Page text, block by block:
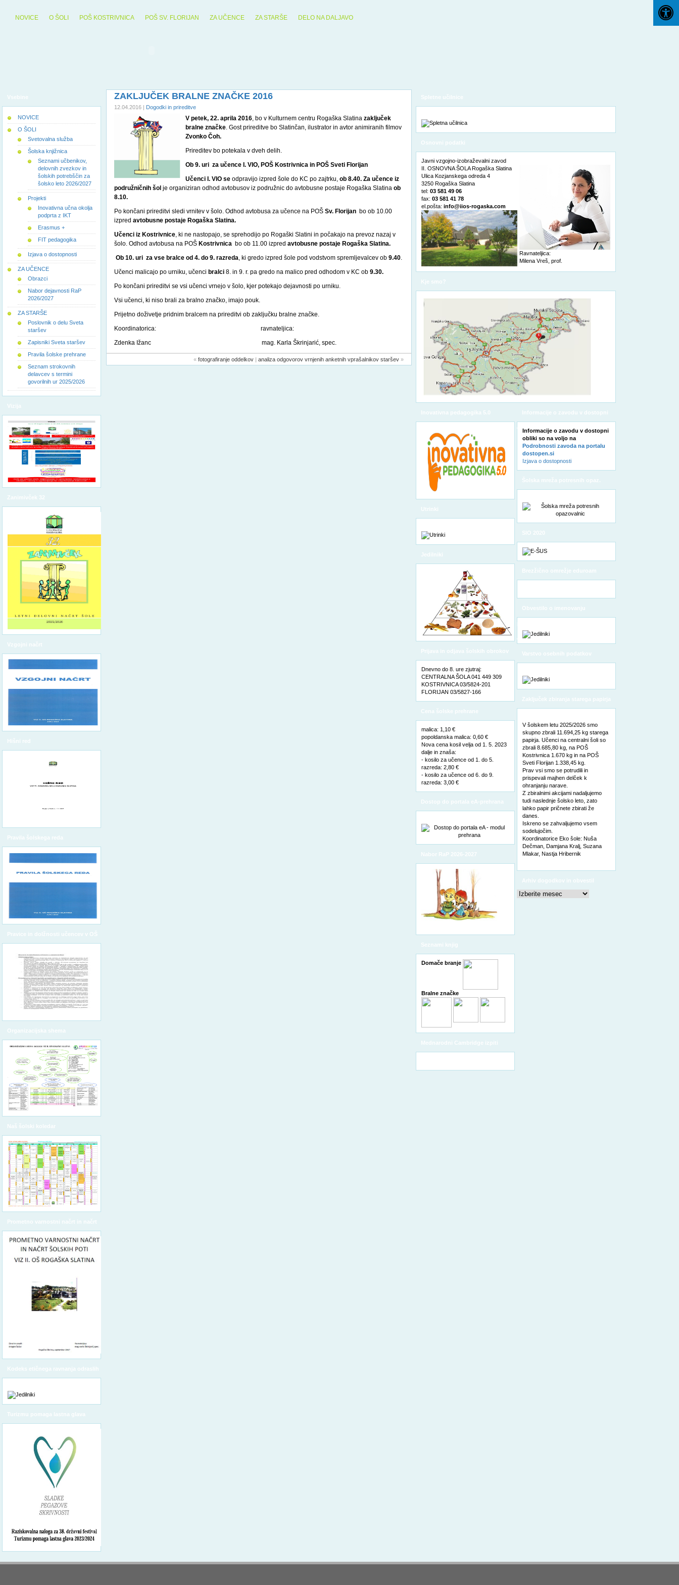
NOVICE O ŠOLI POŠ KOSTRIVNICA POŠ SV. FLORIJAN ZA UČENCE ZA STARŠE DELO NA DALJAVO
Vsebine
NOVICE
O ŠOLI
Svetovalna služba
Šolska knjižnica
Seznami učbenikov,
delovnih zvezkov in
šolskih potrebščin za
šolsko leto 2026/2027
Projekti
Inovativna učna okolja
podprta z IKT
Erasmus +
FIT pedagogika
Izjava o dostopnosti
ZA UČENCE
Obrazci
Nabor dejavnosti RaP
2026/2027
ZA STARŠE
Poslovnik o delu Sveta
staršev
Zapisniki Sveta staršev
Pravila šolske prehrane
Seznam strokovnih
delavcev s termini
govorilnih ur 2025/2026
Vizija
Zanimivček 32
Vzgojni načrt
Hišni red
Pravila šolskega reda
Pravice in dolžnosti učencev v OŠ
Organizacijska shema
Naš šolski koledar
Prometno varnostni načrt in načrt
šolskih poti
Kodeks etičnega ravnanja odraslih
Turizmu pomaga lastna glava
ZAKLJUČEK BRALNE ZNAČKE 2016
12.04.2016 | Dogodki in prireditve
V petek, 22. aprila 2016, bo v Kulturnem centru Rogaška Slatina zaključek
bralne značke. Gost prireditve bo Slatinčan, ilustrator in avtor animiranih filmov
Zvonko Čoh.
Prireditev bo potekala v dveh delih.
Ob 9. uri za učence I. VIO, POŠ Kostrivnica in POŠ Sveti Florijan
Učenci I. VIO se odpravijo izpred šole do KC po zajtrku, ob 8.40. Za učence iz
podružničnih šol je organiziran odhod avtobusov iz podružnic do avtobusne postaje Rogaška Slatina ob
8.10.
Po končani prireditvi sledi vrnitev v šolo. Odhod avtobusa za učence na POŠ Sv. Florijan bo ob 10.00
izpred avtobusne postaje Rogaška Slatina.
Učenci iz Kostrivnice, ki ne nastopajo, se sprehodijo po Rogaški Slatini in počakajo na prevoz nazaj v
šolo. Odhod avtobusa na POŠ Kostrivnica bo ob 11.00 izpred avtobusne postaje Rogaška Slatina.
Ob 10. uri za vse bralce od 4. do 9. razreda, ki gredo izpred šole pod vodstvom spremljevalcev ob 9.40.
Učenci malicajo po urniku, učenci bralci 8. in 9. r. pa gredo na malico pred odhodom v KC ob 9.30.
Po končani prireditvi se vsi učenci vrnejo v šolo, kjer potekajo dejavnosti po urniku.
Vsi učenci, ki niso brali za bralno značko, imajo pouk.
Prijetno doživetje pridnim bralcem na prireditvi ob zaključku bralne značke.
Koordinatorica: ravnateljica:
Zdenka Ižanc mag. Karla Škrinjarić, spec.
« fotografiranje oddelkov| analiza odgovorov vrnjenih anketnih vprašalnikov staršev»
Spletne učilnice
Osnovni podatki
Javni vzgojno-izobraževalni zavod
II. OSNOVNA ŠOLA Rogaška Slatina
Ulica Kozjanskega odreda 4
3250 Rogaška Slatina
tel: 03 581 49 06
fax: 03 581 41 78
el.pošta: info@iios-rogaska.com
Ravnateljica:
Milena Vreš, prof.
Kje smo?
Inovativna pedagogika 5.0
Utrinki
Jedilniki
Prijava in odjava šolskih obrokov
Dnevno do 8. ure zjutraj:
CENTRALNA ŠOLA 041 449 309
KOSTRIVNICA 03/5824-201
FLORIJAN 03/5827-166
Cena šolske prehrane
malica: 1,10 €
popoldanska malica: 0,60 €
Nova cena kosil velja od 1. 5. 2023
dalje in znaša:
- kosilo za učence od 1. do 5.
razreda: 2,80 €
- kosilo za učence od 6. do 9.
razreda: 3,00 €
Dostop do portala eA-prehrana
Nabor RaP 2026-2027
Seznami knjig
Domače branje
Bralne značke
Mednarodni Cambridge izpiti
Informacije o zavodu v dostopni
oblikiInformacije o zavodu v dostopni
obliki so na voljo na
Podrobnosti zavoda na portalu
dostopen.si
Izjava o dostopnosti
Šolska mreža potresnih opaz.
SIO 2020
Brezžično omrežje eduroam
Obvestilo o imenovanju
osebnih podatkov
Varstvo osebnih podatkov
Zaključek zbiranja starega papirja
V šolskem letu 2025/2026 smo
skupno zbrali 11.694,25 kg starega
papirja. Učenci na centralni šoli so
zbrali 8.685,80 kg, na POŠ
Kostrivnica 1.670 kg in na POŠ
Sveti Florijan 1.338,45 kg.
Prav vsi smo se potrudili in
prispevali majhen delček k
ohranjanju narave.
Z zbiralnimi akcijami nadaljujemo
tudi naslednje šolsko leto, zato
lahko papir pričnete zbirati že
danes.
Iskreno se zahvaljujemo vsem
sodelujočim.
Koordinatorice Eko šole: Nuša
Dečman, Damjana Kralj, Suzana
Mlakar, Nastja Hribernik
Arhiv dogodkov in obvestil
Arhiv
dogodkov